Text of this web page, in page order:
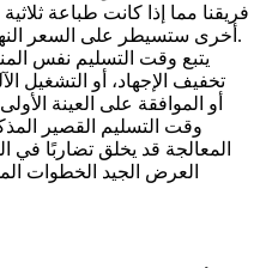
فريقنا مما إذا كانت طباعة ثلاثية
أخرى ستسيطر على السعر النهائي أكثر من عملية الطباعة نفسها.
يتبع وقت التسليم نفس
وقت التسليم القصير
المعالجة قد يخلق تضاربًا في
العرض الجيد الخطوات